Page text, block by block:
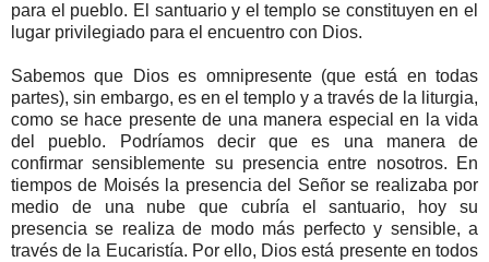
para el pueblo. El santuario y el templo se constituyen en el
lugar privilegiado para el encuentro con Dios.
Sabemos que Dios es omnipresente (que está en todas
partes), sin embargo, es en el templo y a través de la liturgia,
como se hace presente de una manera especial en la vida
del pueblo. Podríamos decir que es una manera de
confirmar sensiblemente su presencia entre nosotros. En
tiempos de Moisés la presencia del Señor se realizaba por
medio de una nube que cubría el santuario, hoy su
presencia se realiza de modo más perfecto y sensible, a
través de la Eucaristía. Por ello, Dios está presente en todos